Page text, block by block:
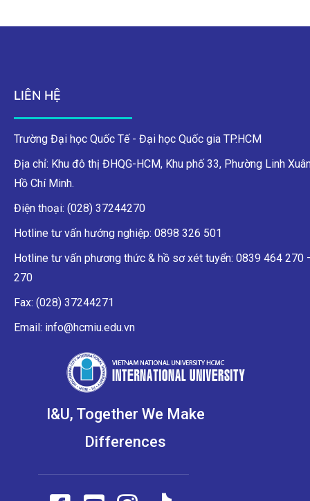
LIÊN HỆ
Trường Đại học Quốc Tế - Đại học Quốc gia TP.HCM
Địa chỉ: Khu đô thị ĐHQG-HCM, Khu phố 33, Phường Linh
Hồ Chí Minh.
Điện thoại: (028) 37244270
Hotline tư vấn hướng nghiệp: 0898 326 501
Hotline tư vấn phương thức & hồ sơ xét tuyển: 0839 464 270
270
Fax: (028) 37244271
Email: info@hcmiu.edu.vn
I&U, Together We Make
Differences